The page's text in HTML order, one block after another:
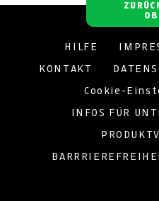
HILFE
KONTAKT
Cookie-
INFOS FÜR